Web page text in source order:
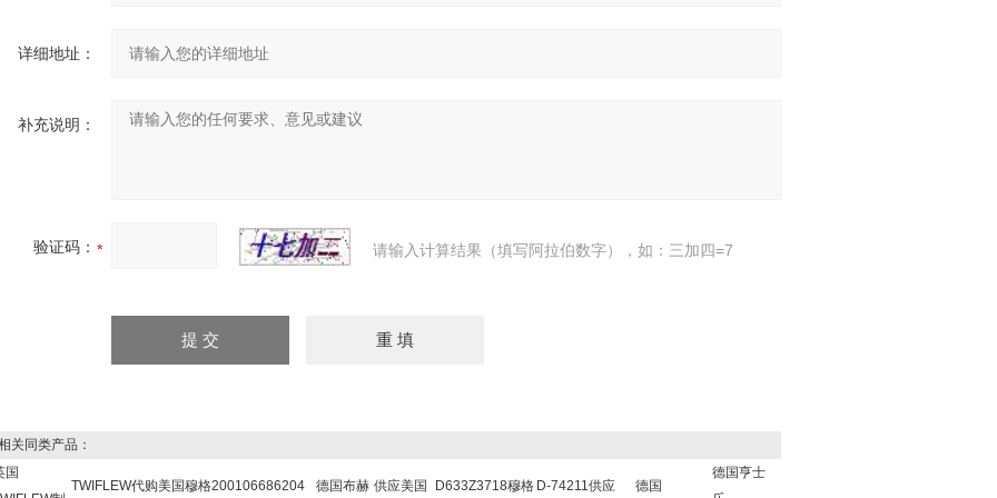
详细地址：
补充说明：
验证码： 请输入计算结果（填写阿拉伯数字），如：三加四=7
同类产品：
国
TWIFLEW代购美国穆格200106686204 德国布赫 供应美国 D633Z3718穆格 D-74211供应 德国
德国亨士